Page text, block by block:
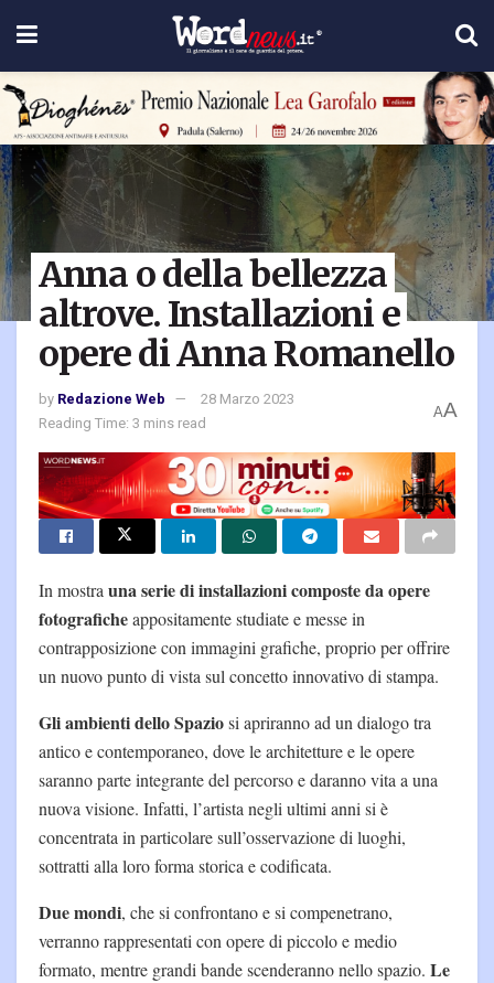
Anna o della bellezza
altrove. Installazioni e
opere di Anna Romanello
by Redazione Web
28 Marzo 2023
Reading Time: 3 mins read
AA
In mostra una serie di installazioni composte da opere
fotograficheappositamente studiate e messe in
contrapposizione con immagini grafiche, proprio per offrire
un nuovo punto di vista sul concetto innovativo di stampa.
Gli ambienti dello Spaziosi apriranno ad un dialogo tra
antico e contemporaneo, dove le architetture e le opere
saranno parte integrante del percorso e daranno vita a una
nuova visione. Infatti, l’artista negli ultimi anni si è
concentrata in particolare sull’osservazione di luoghi,
sottratti alla loro forma storica e codificata.
Due mondi, che si confrontano e si compenetrano,
verranno rappresentati con opere di piccolo e medio
formato, mentre grandi bande scenderanno nello spazio. Le